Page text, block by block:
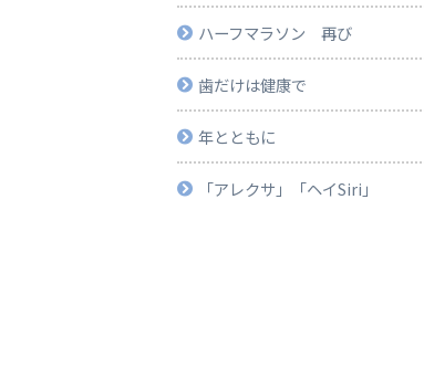
ハーフマラソン 再び
歯だけは健康で
年とともに
「アレクサ」「ヘイSiri」